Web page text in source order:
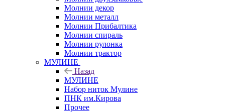
Молнии декор
Молнии металл
Молнии Прибалтика
Молнии спираль
Молнии рулонка
Молнии трактор
МУЛИНЕ
Назад
МУЛИНЕ
Набор ниток Мулине
ПНК им.Кирова
Прочее